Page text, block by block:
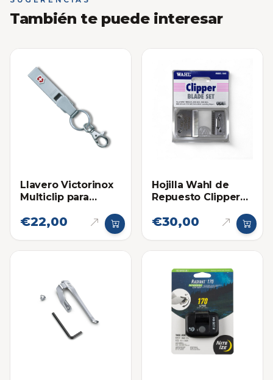
También te puede interesar
Llavero Victorinox
Multiclip para
€22,00
Hojilla Wahl de
Repuesto Clipper
€30,00